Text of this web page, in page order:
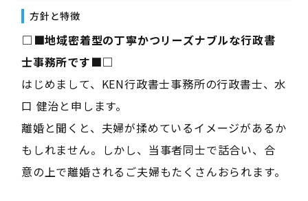
方針と特徴
――□■地域密着型の丁寧かつリーズナブルな行政書
士事務所です■□――
はじめまして、KEN行政書士事務所の行政書士、水
口 健治と申します。
離婚と聞くと、夫婦が揉めているイメージがあるか
もしれません。しかし、当事者同士で話合い、合
意の上で離婚されるご夫婦もたくさんおられます。